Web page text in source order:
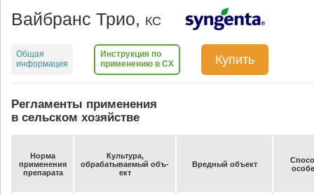
Вайбранс Трио, КС
Общая
информация
Инструкция по
применению в СХ
Купить
Регламенты применения
в сельском хозяйстве
Нор­ма
при­ме­не­ния
пре­па­ра­та
Куль­ту­ра,
об­ра­ба­ты­ва­емый объ­
ект
Вред­ный объ­ект